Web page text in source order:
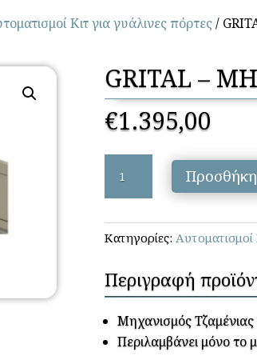
Κιτ για γυάλινες πόρτες/
GRITAL –
€1.395,00
ΜΗΧΑΝΙΣΜΟΣ
ΓΙΑ
GAD
3
/
SD
ποσότητα
Κατηγορίες: Αυτοματισμοί
Περιγραφή
Μηχανισμός
Περιλαμβάνει μόνο το